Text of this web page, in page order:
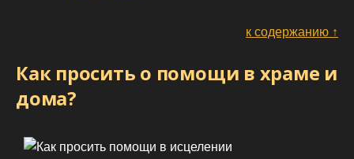
к содержанию ↑
Как просить о помощи в храме и
дома?